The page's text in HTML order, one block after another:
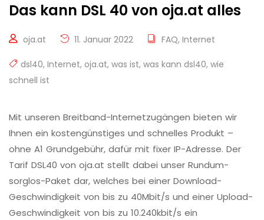
Das kann DSL 40 von oja.at alles
oja.at 11. Januar 2022 FAQ, Internet
dsl40, Internet, oja.at, was ist, was kann dsl40, wie
schnell ist
Mit unseren Breitband-Internetzugängen bieten wir
Ihnen ein kostengünstiges und schnelles Produkt –
ohne A1 Grundgebühr, dafür mit fixer IP-Adresse. Der
Tarif DSL40 von oja.at stellt dabei unser Rundum-
sorglos-Paket dar, welches bei einer Download-
Geschwindigkeit von bis zu 40Mbit/s und einer Upload-
Geschwindigkeit von bis zu 10.240kbit/s ein